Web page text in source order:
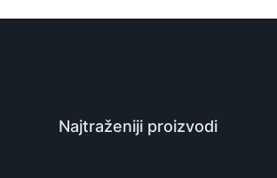
Najtraženiji proizvodi